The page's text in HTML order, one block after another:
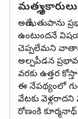
మత్స్యకారులు
అయితే, తుపాను
ఉంటుందనే
చెప్పలేమని
అల్పపీడన
వరకు ఉత్తర
ఈ నేపథ్యంలో
వేటకు వెళ్లరాదని
రోణంకి